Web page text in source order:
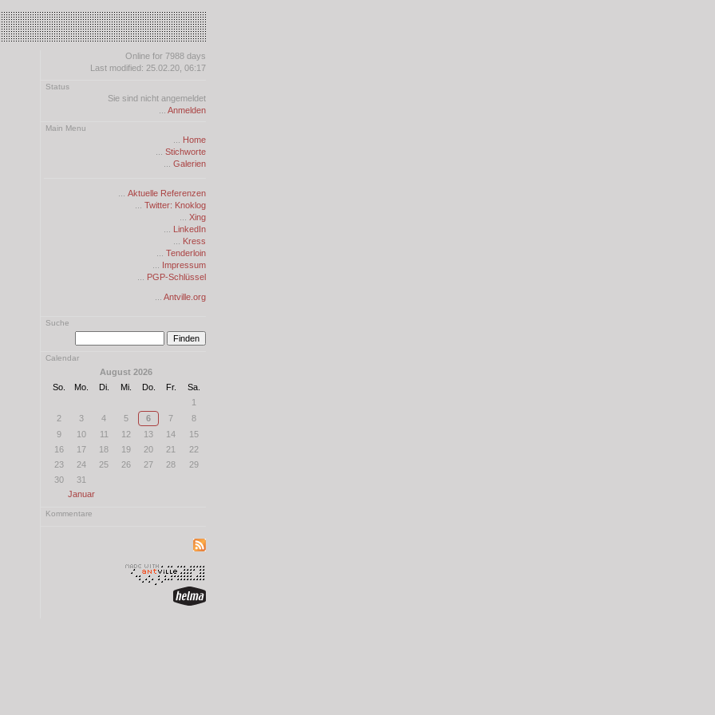
Online for 7988 days
Last modified: 25.02.20, 06:17
Status
Sie sind nicht angemeldet
Anmelden
Main Menu
Home
Stichworte
Galerien
Aktuelle Referenzen
Twitter: Knoklog
Xing
LinkedIn
Kress
Tenderloin
Impressum
PGP-Schlüssel
Antville.org
Suche
Finden
Calendar
August 2026
So.
Mo. Di. Mi. Do. Fr.
Sa.
1
2
3 4 5 6 7
8
9
10 11 12 13 14
15
16
17 18 19 20 21
22
23
24 25 26 27 28
29
30
31
Januar
Kommentare